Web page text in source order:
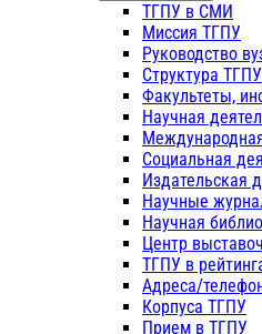
ТГПУ в СМИ
Миссия ТГПУ
Руководство
Структура ТГПУ
Факультеты,
Научная
Социальная
Издательская
Научные
Научная
Центр
ТГПУ в
Адреса/
Корпуса ТГПУ
Прием в ТГПУ